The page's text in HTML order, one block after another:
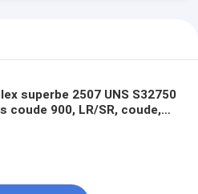
superbe 2507 UNS S32750
coude 900, LR/SR, coude,